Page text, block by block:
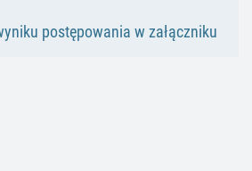
postępowania w załączniku